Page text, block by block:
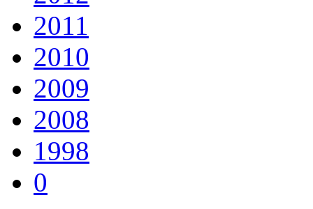
2011
2010
2009
2008
1998
0